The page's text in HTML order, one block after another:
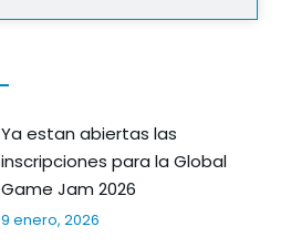
Ya estan abiertas las
inscripciones para la Global
Game Jam 2026
9 enero, 2026